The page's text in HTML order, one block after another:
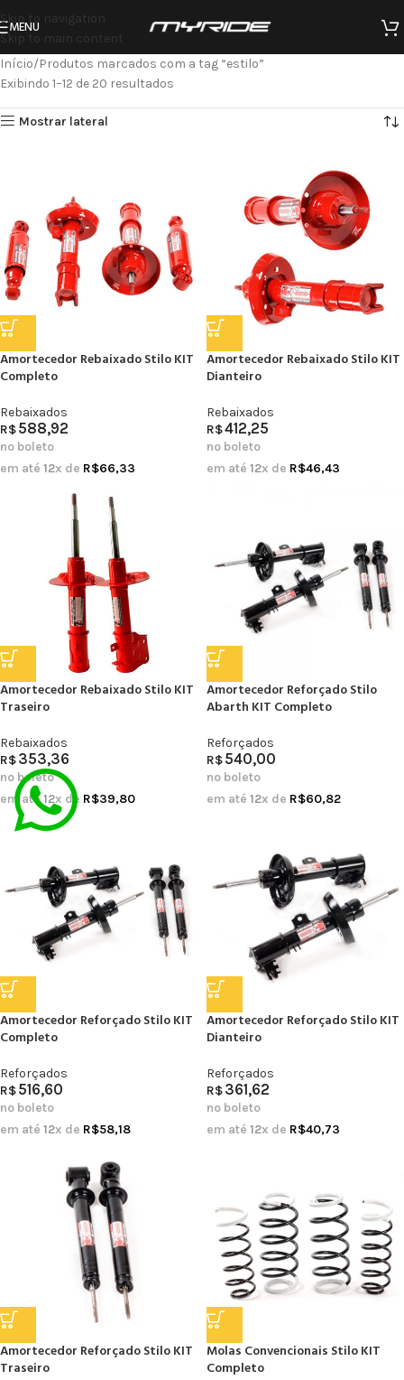
Skip to navigation
Skip to main content
MENU
Início Produtos marcados com a tag “estilo”
Exibindo 1–12 de 20 resultados
Mostrar lateral
Amortecedor Rebaixado Stilo KIT
Completo
Rebaixados
R$588,92
no boleto
em até 12x de R$66,33
Amortecedor Rebaixado Stilo KIT
Dianteiro
Rebaixados
R$412,25
no boleto
em até 12x de R$46,43
Amortecedor Rebaixado Stilo KIT
Traseiro
Rebaixados
R$353,36
no boleto
em até12x de R$39,80
Amortecedor Reforçado Stilo
Abarth KIT Completo
Reforçados
R$540,00
no boleto
em até 12x de R$60,82
Amortecedor Reforçado Stilo KIT
Completo
Reforçados
R$516,60
no boleto
em até 12x de R$58,18
Amortecedor Reforçado Stilo KIT
Dianteiro
Reforçados
R$361,62
no boleto
em até 12x de R$40,73
Amortecedor Reforçado Stilo KIT
Traseiro
Molas Convencionais Stilo KIT
Completo